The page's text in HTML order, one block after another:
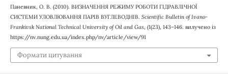
Паневник, О. В. (2010). ВИЗНАЧЕННЯ РЕЖИМУ РОБОТИ ГІДРАВЛІЧНОЇ
СИСТЕМИ УЛОВЛЮВАННЯ ПАРІВ ВУГЛЕВОДНІВ. Scientific Bulletin of Ivano-
Frankivsk National Technical University of Oil and Gas, (1(23), 143–146. вилучено із
https://nv.nung.edu.ua/index.php/nv/article/view/91
Формати цитування